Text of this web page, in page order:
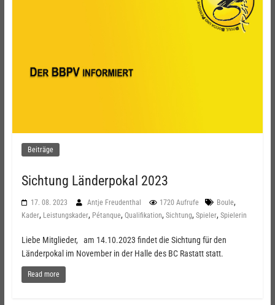
Beiträge
Sichtung Länderpokal 2023
17. 08. 2023 Antje Freudenthal 1720 Aufrufe Boule,
Kader, Leistungskader, Pétanque, Qualifikation, Sichtung, Spieler, Spielerin
Liebe Mitglieder, am 14.10.2023 findet die Sichtung für den
Länderpokal im November in der Halle des BC Rastatt statt.
Read more